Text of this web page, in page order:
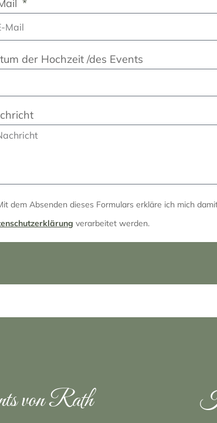
der Hochzeit /des Events
dem Absenden dieses Formulars erkläre ich mich
verarbeitet werden.
von Rath